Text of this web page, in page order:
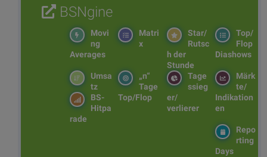
BSNgine
Top/
Flop
Diashows
Star/
Rutsc
h der
Stunde
Matri
x
Movi
ng
Averages
Märk
te/
Indikation
en
Tage
ssieg
er/
verlierer
„n“
Tage
Top/Flop
Umsa
tz
BS-
Hitpa
rade
Repo
rting
Days